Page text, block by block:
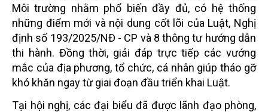
Môi trường nhằm phổ biến đầy đủ, có hệ thống
những điểm mới và nội dung cốt lõi của Luật, Nghị
định số 193/2025/NĐ - CP và 8 thông tư hướng dẫn
thi hành. Đồng thời, giải đáp trực tiếp các vướng
mắc của địa phương, tổ chức, cá nhân giúp tháo gỡ
khó khăn ngay từ giai đoạn đầu triển khai Luật.
Tại hội nghị, các đại biểu đã được lãnh đạo phòng,